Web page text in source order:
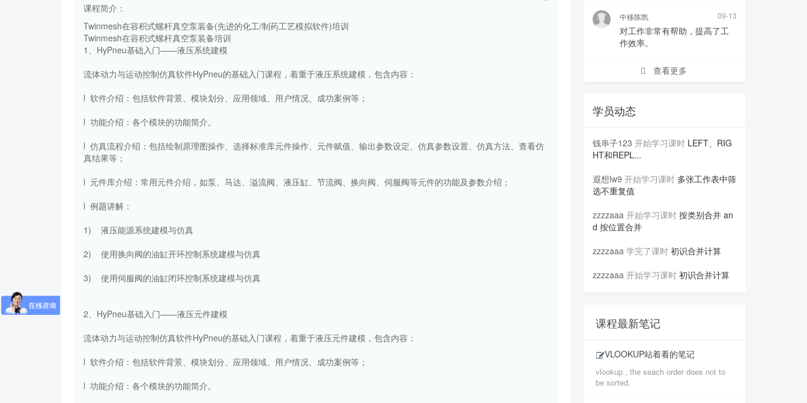
课程简介：
Twinmesh在容积式螺杆真空泵装备(先进的化工/制药工艺模拟软件)培训
Twinmesh在容积式螺杆真空泵装备培训
1、HyPneu基础入门——液压系统建模
流体动力与运动控制仿真软件HyPneu的基础入门课程，着重于液压系统建模，包含内容：
l 软件介绍：包括软件背景、模块划分、应用领域、用户情况、成功案例等；
l 功能介绍：各个模块的功能简介。
l 仿真流程介绍：包括绘制原理图操作、选择标准库元件操作、元件赋值、输出参数设定、仿真参数设置、仿真方法、查看仿
真结果等；
l 元件库介绍：常用元件介绍，如泵、马达、溢流阀、液压缸、节流阀、换向阀、伺服阀等元件的功能及参数介绍；
l 例题讲解：
1) 液压能源系统建模与仿真
2) 使用换向阀的油缸开环控制系统建模与仿真
3) 使用伺服阀的油缸闭环控制系统建模与仿真
2、HyPneu基础入门——液压元件建模
流体动力与运动控制仿真软件HyPneu的基础入门课程，着重于液压元件建模，包含内容：
l 软件介绍：包括软件背景、模块划分、应用领域、用户情况、成功案例等；
l 功能介绍：各个模块的功能简介。
中移陈凯 09-13
对工作非常有帮助，提高了工
作效率。
查看更多
学员动态
钱串子123 开始学习课时 LEFT、RIG
HT和REPL...
遐想lw9 开始学习课时 多张工作表中筛
选不重复值
zzzzaaa 开始学习课时 按类别合并 an
d 按位置合并
zzzzaaa 学完了课时 初识合并计算
zzzzaaa 开始学习课时 初识合并计算
课程最新笔记
VLOOKUP站着看的笔记
vlookup , the seach order does not to
be sorted.